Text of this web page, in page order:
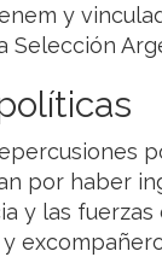
y
Selección
por haber
y las